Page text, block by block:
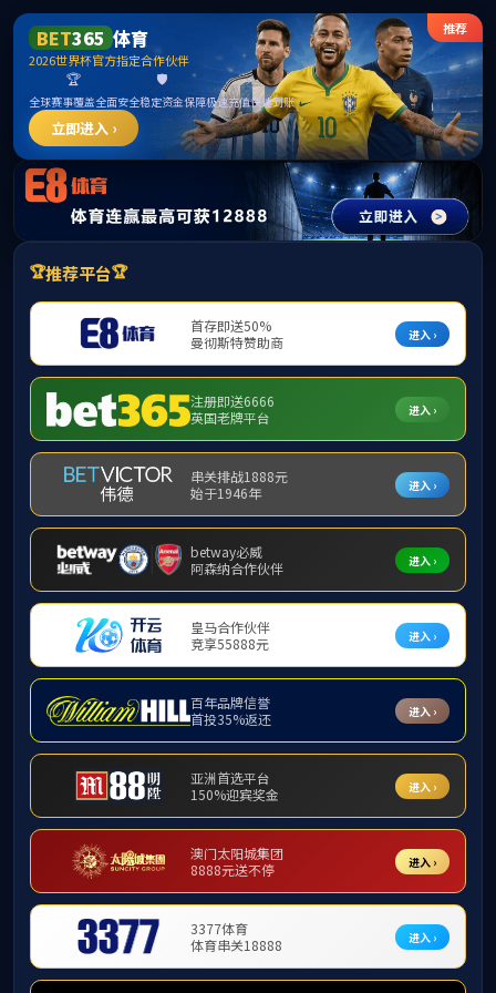
15vip太阳成集团(古天乐·VIP认证)官方网
站-Macau Sun City